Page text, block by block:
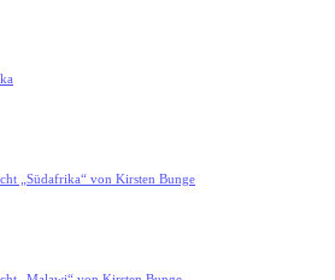
„Südafrika“ von Kirsten Bunge